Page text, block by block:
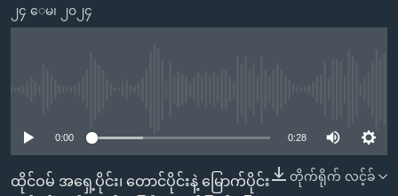
သို့
စာမျက်နှာ
အစ္စရေး-ပါလက်စတိုင်း
အင်္ဂလိပ်စာလေ့လာမယ်
၂၄ ေမ၊ ၂၀၂၄
0:00 0:28
တိုက်ရိုက် လင့်ခ်
ထိုင်ဝမ် အရှေ့ပိုင်း၊ တောင်ပိုင်းနဲ့ မြောက်ပိုင်း